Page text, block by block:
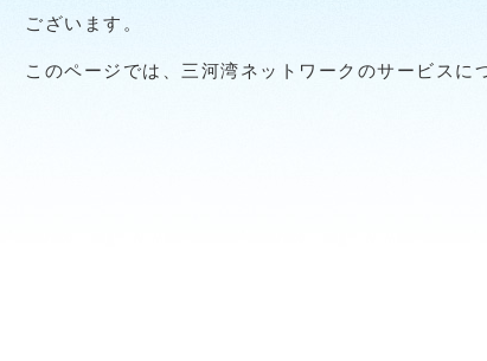
ございます。
このページでは、三河湾ネットワークのサービスに